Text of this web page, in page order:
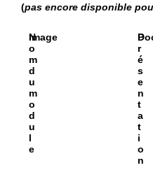
(pas encore disponible
N
o
m
d
u
m
o
d
u
l
e
Image
P
r
é
s
e
n
t
a
t
i
o
n